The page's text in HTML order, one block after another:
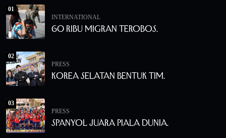
01
INTERNATIONAL
60 Ribu Migran Terobos.
02
PRESS
Korea Selatan Bentuk Tim.
03
PRESS
Spanyol Juara Piala Dunia.